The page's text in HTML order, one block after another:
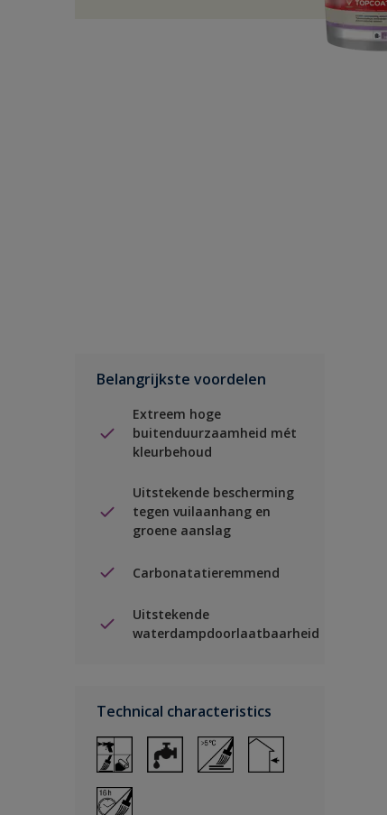
Belangrijkste voordelen
Extreem hoge
buitenduurzaamheid mét
kleurbehoud
Uitstekende bescherming
tegen vuilaanhang en
groene aanslag
Carbonatatieremmend
Uitstekende
waterdampdoorlaatbaarheid
Technical characteristics